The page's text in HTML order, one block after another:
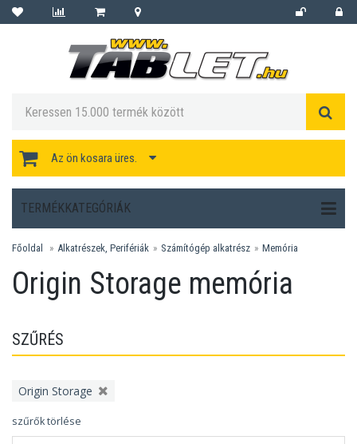
Az ön kosara üres.
TERMÉKKATEGÓRIÁK
Főoldal Alkatrészek, Perifériák Számítógép alkatrész Memória
Origin Storage memória
SZŰRÉS
Origin Storage
szűrők törlése